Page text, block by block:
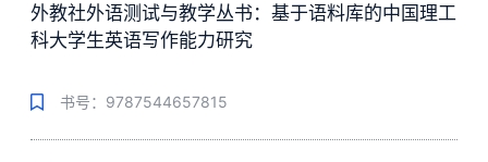
外教社外语测试与教学丛书：基于语料库的中国理工
科大学生英语写作能力研究
书号：9787544657815